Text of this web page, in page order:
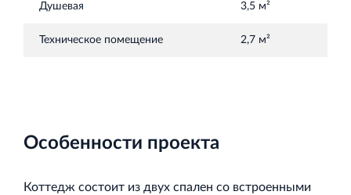
Душевая 3,5 м²
Техническое помещение 2,7 м²
Особенности проекта
Коттедж состоит из двух спален со встроенными